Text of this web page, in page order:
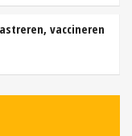
vaccineren